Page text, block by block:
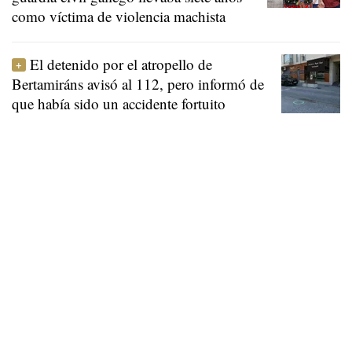
como víctima de violencia machista
El detenido por el atropello de
Bertamiráns avisó al 112, pero informó de
que había sido un accidente fortuito